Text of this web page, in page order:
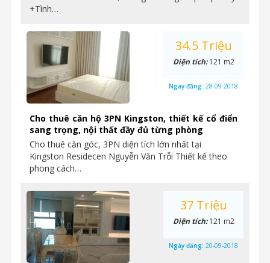
+Tình…
Cho thuê căn hộ 3PN Kingston, thiết kế cổ điển
sang trọng, nội thất đầy đủ từng phòng
Cho thuê căn góc, 3PN diện tích lớn nhất tại
Kingston Residecen Nguyễn Văn Trỗi Thiết kế theo
phong cách…
34.5 Triệu
Diện tích:121 m2
Ngày đăng: 28-09-2018
37 Triệu
Diện tích:121 m2
Ngày đăng: 20-09-2018